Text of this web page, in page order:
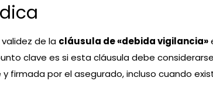
de la cláusula de «debida vigilancia»
clave es si esta cláusula debe considerarse
firmada por el asegurado, incluso cuando